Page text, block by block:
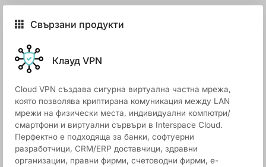
Свързани продукти
Клауд VPN
Cloud VPN създава сигурна виртуална частна мрежа,
която позволява криптирана комуникация между LAN
мрежи на физически места, индивидуални компютри/
смартфони и виртуални сървъри в Interspace Cloud.
Перфектно е подходяща за банки, софтуерни
разработчици, CRM/ERP доставчици, здравни
организации, правни фирми, счетоводни фирми, е-